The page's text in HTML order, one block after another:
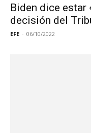
Biden dice estar
decisión del
EFE - 06/10/2022